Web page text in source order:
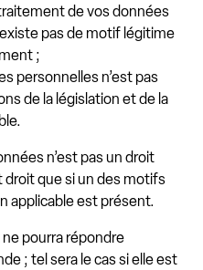
de vos données
pas de motif légitime
;
personnelles n’est pas
de la législation et de la
n’est pas un droit
droit que si un des motifs
applicable est présent.
pourra répondre
; tel sera le cas si elle est